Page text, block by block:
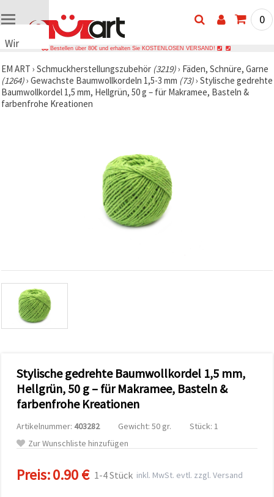
Wir
Cookies
🍪 Wir
verwenden
Cookies
Datenverkehr
zu
analysieren
sowie
relevantere
Inhalte und
Werbung
unserer
Partner für
Analyse
und
Marketing.
Sie können
Cookies
oder Ihre
Auswahl in
0
Bestellen über 80€ und erhalten Sie KOSTENLOSEN VERSAND!
EM ART › Schmuckherstellungszubehör (3219)› Fäden, Schnüre, Garne
(1264)› Gewachste Baumwollkordeln 1,5-3 mm (73)› Stylische gedrehte
Baumwollkordel 1,5 mm, Hellgrün, 50 g – für Makramee, Basteln &
farbenfrohe Kreationen
Stylische gedrehte Baumwollkordel 1,5 mm,
Hellgrün, 50 g – für Makramee, Basteln &
farbenfrohe Kreationen
Artikelnummer: 403282 Gewicht: 50 gr.
Stück: 1
Zur Wunschliste hinzufügen
Preis:0.90 € 1-4 Stück inkl. MwSt. evtl. zzgl. Versand